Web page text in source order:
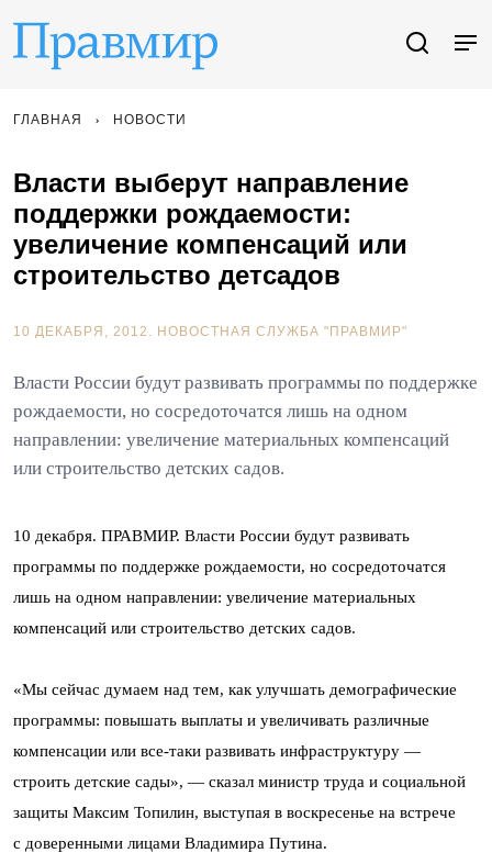
ГЛАВНАЯ НОВОСТИ
Власти выберут направление
поддержки рождаемости:
увеличение компенсаций или
строительство детсадов
10 ДЕКАБРЯ, 2012. НОВОСТНАЯ СЛУЖБА "ПРАВМИР"
Власти России будут развивать программы по поддержке
рождаемости, но сосредоточатся лишь на одном
направлении: увеличение материальных компенсаций
или строительство детских садов.
10 декабря. ПРАВМИР. Власти России будут развивать
программы по поддержке рождаемости, но сосредоточатся
лишь на одном направлении: увеличение материальных
компенсаций или строительство детских садов.
«Мы сейчас думаем над тем, как улучшать демографические
программы: повышать выплаты и увеличивать различные
компенсации или все-таки развивать инфраструктуру —
строить детские сады», — сказал министр труда и социальной
защиты Максим Топилин, выступая в воскресенье на встрече
с доверенными лицами Владимира Путина.